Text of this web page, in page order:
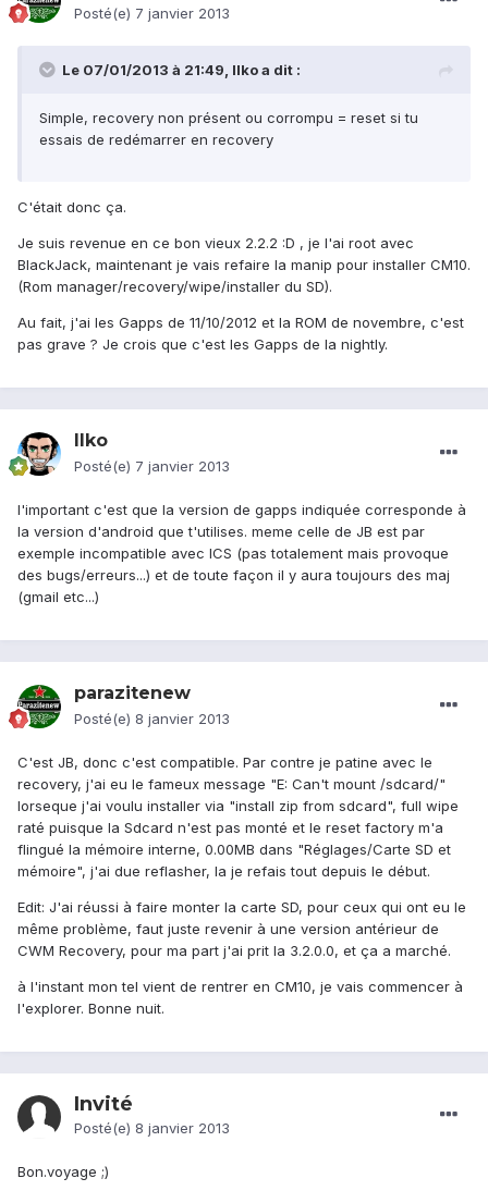
Posté(e) 7 janvier 2013
Le 07/01/2013 à 21:49, Ilko a dit :
Simple, recovery non présent ou corrompu = reset si tu
essais de redémarrer en recovery
C'était donc ça.
Je suis revenue en ce bon vieux 2.2.2 :D , je l'ai root avec
BlackJack, maintenant je vais refaire la manip pour installer CM10.
(Rom manager/recovery/wipe/installer du SD).
Au fait, j'ai les Gapps de 11/10/2012 et la ROM de novembre, c'est
pas grave ? Je crois que c'est les Gapps de la nightly.
Ilko
Posté(e) 7 janvier 2013
l'important c'est que la version de gapps indiquée corresponde à
la version d'android que t'utilises. meme celle de JB est par
exemple incompatible avec ICS (pas totalement mais provoque
des bugs/erreurs...) et de toute façon il y aura toujours des maj
(gmail etc...)
parazitenew
Posté(e) 8 janvier 2013
C'est JB, donc c'est compatible. Par contre je patine avec le
recovery, j'ai eu le fameux message "E: Can't mount /sdcard/"
lorseque j'ai voulu installer via "install zip from sdcard", full wipe
raté puisque la Sdcard n'est pas monté et le reset factory m'a
flingué la mémoire interne, 0.00MB dans "Réglages/Carte SD et
mémoire", j'ai due reflasher, la je refais tout depuis le début.
Edit: J'ai réussi à faire monter la carte SD, pour ceux qui ont eu le
même problème, faut juste revenir à une version antérieur de
CWM Recovery, pour ma part j'ai prit la 3.2.0.0, et ça a marché.
à l'instant mon tel vient de rentrer en CM10, je vais commencer à
l'explorer. Bonne nuit.
Invité
Posté(e) 8 janvier 2013
Bon.voyage ;)